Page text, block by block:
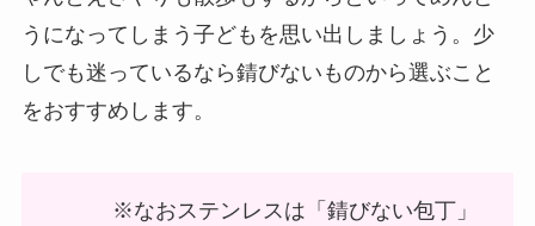
うになってしまう子どもを思い出しましょう。少
しでも迷っているなら錆びないものから選ぶこと
をおすすめします。
※なおステンレスは「錆びない包丁」